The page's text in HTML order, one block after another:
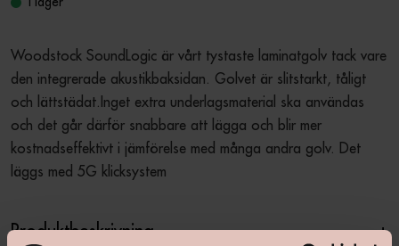
Woodstock SoundLogic är vårt tystaste laminatgolv tack vare
den integrerade akustikbaksidan. Golvet är slitstarkt, tåligt
och lättstädat.Inget extra underlagsmaterial ska användas
och det går därför snabbare att lägga och blir mer
kostnadseffektivt i jämförelse med många andra golv. Det
läggs med 5G klicksystem
Produktbeskrivning +